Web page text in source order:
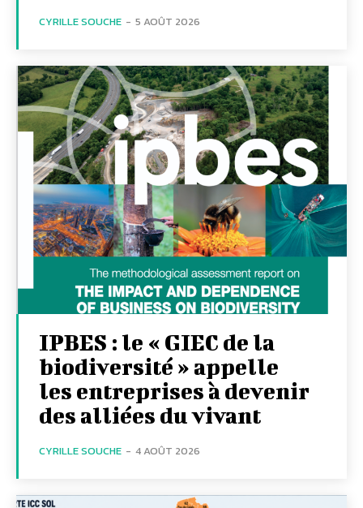
CYRILLE SOUCHE - 5 AOÛT 2026
IPBES : le « GIEC de la
biodiversité » appelle
les entreprises à devenir
des alliées du vivant
CYRILLE SOUCHE - 4 AOÛT 2026